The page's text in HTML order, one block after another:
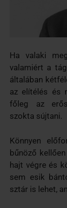
Ha valaki
valamiért a
általában
az elítélés és
főleg az
szokta sújtani.
Könnyen
bűnöző
hajt végre és
sem esik
sztár is lehet,